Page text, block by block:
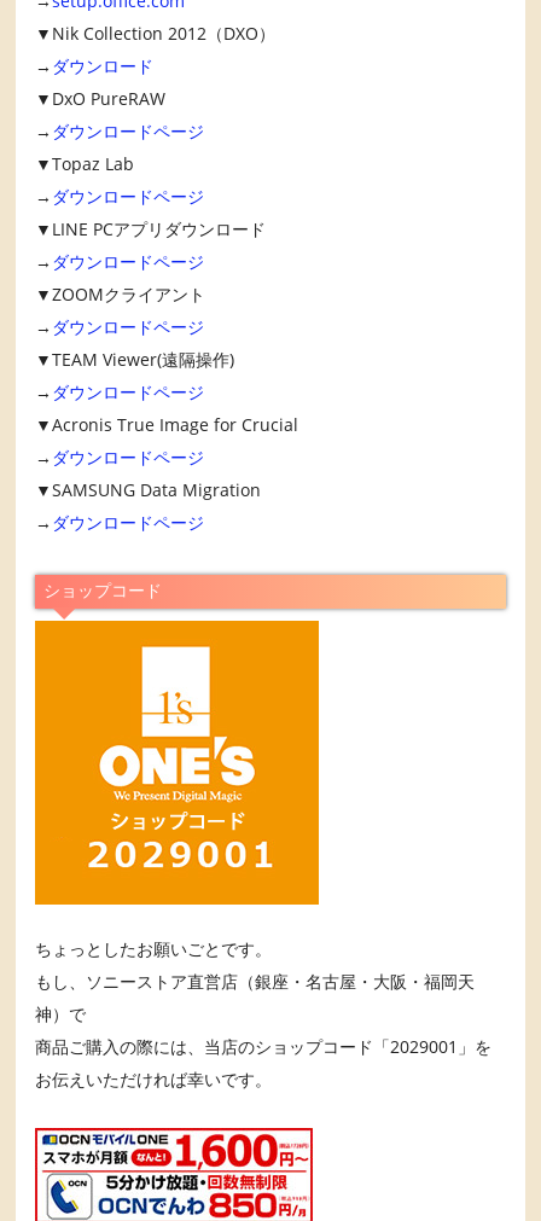
▼Nik Collection 2012（DXO）
→ ダウンロード
▼DxO PureRAW
→ ダウンロードページ
▼Topaz Lab
→ ダウンロードページ
▼LINE PCアプリダウンロード
→ ダウンロードページ
▼ZOOMクライアント
→ ダウンロードページ
▼TEAM Viewer(遠隔操作)
→ ダウンロードページ
▼Acronis True Image for Crucial
→ ダウンロードページ
▼SAMSUNG Data Migration
→ ダウンロードページ
ショップコード
ちょっとしたお願いごとです。
もし、ソニーストア直営店（銀座・名古屋・大阪・福岡天
神）で
商品ご購入の際には、当店のショップコード「2029001」を
お伝えいただければ幸いです。